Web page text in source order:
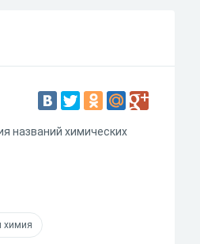
названий химических
химия